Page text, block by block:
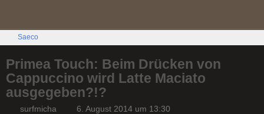
Saeco
Primea Touch: Beim Drücken von
Cappuccino wird Latte Maciato
ausgegeben?!?
surfmicha 6. August 2014 um 13:30